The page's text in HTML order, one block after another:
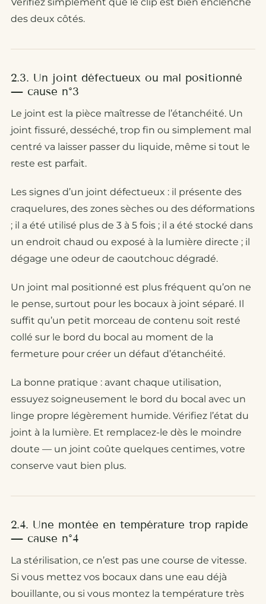
des deux côtés.
2.3. Un joint défectueux ou mal positionné
— cause n°3
Le joint est la pièce maîtresse de l’étanchéité. Un
joint fissuré, desséché, trop fin ou simplement mal
centré va laisser passer du liquide, même si tout le
reste est parfait.
Les signes d’un joint défectueux : il présente des
craquelures, des zones sèches ou des déformations
; il a été utilisé plus de 3 à 5 fois ; il a été stocké dans
un endroit chaud ou exposé à la lumière directe ; il
dégage une odeur de caoutchouc dégradé.
Un joint mal positionné est plus fréquent qu’on ne
le pense, surtout pour les bocaux à joint séparé. Il
suffit qu’un petit morceau de contenu soit resté
collé sur le bord du bocal au moment de la
fermeture pour créer un défaut d’étanchéité.
La bonne pratique : avant chaque utilisation,
essuyez soigneusement le bord du bocal avec un
linge propre légèrement humide. Vérifiez l’état du
joint à la lumière. Et remplacez-le dès le moindre
doute — un joint coûte quelques centimes, votre
conserve vaut bien plus.
2.4. Une montée en température trop rapide
— cause n°4
La stérilisation, ce n’est pas une course de vitesse.
Si vous mettez vos bocaux dans une eau déjà
bouillante, ou si vous montez la température très